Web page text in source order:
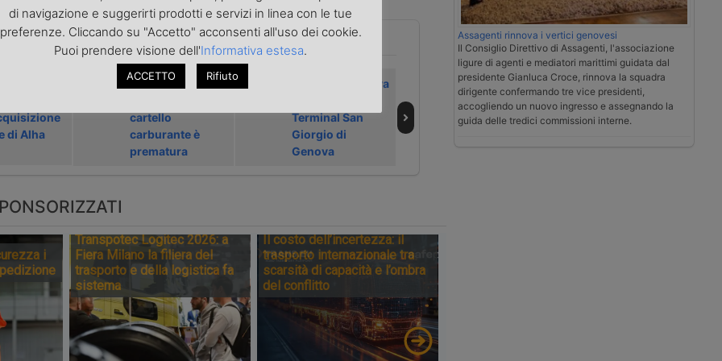
ARTICOLI CORRELATI
di Alha
Fiap avverte che
cartello
carburante è
prematura
Antitrust approva
Terminal San
Giorgio di
Genova
Washington
incrimina quattro
costruttori cinesi
Come la logistica
può guadagnare
dalle multe
i
Transpotec Logitec 2026: a
Fiera Milano la filiera del
trasporto e della logistica fa
sistema
Il costo dell’incertezza: il
trasporto internazionale tra
scarsità di capacità e l’ombra
del conflitto
Assagenti rinnova i vertici genovesi
Il Consiglio Direttivo di Assagenti, l'associazione
ligure di agenti e mediatori marittimi guidata dal
presidente Gianluca Croce, rinnova la squadra
dirigente confermando tre vice presidenti,
accogliendo un nuovo ingresso e assegnando la
guida delle tredici commissioni interne.
di navigazione e suggerirti prodotti e servizi in linea con le tue
preferenze. Cliccando su "Accetto" acconsenti all'uso dei cookie.
Puoi prendere visione dell'Informativa estesa.
ACCETTO Rifiuto